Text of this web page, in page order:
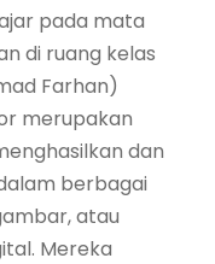
pada mata
di ruang kelas
Farhan)
merupakan
dan
berbagai
atau
Mereka